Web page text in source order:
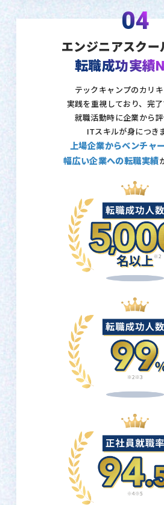
04
エンジニアスクー
転職成功実績
テックキャンプのカリ
実践を重視しており、 完
就職活動時に企業から
ITスキルが身につき
上場企業からベンチャ
幅広い企業への転職実績